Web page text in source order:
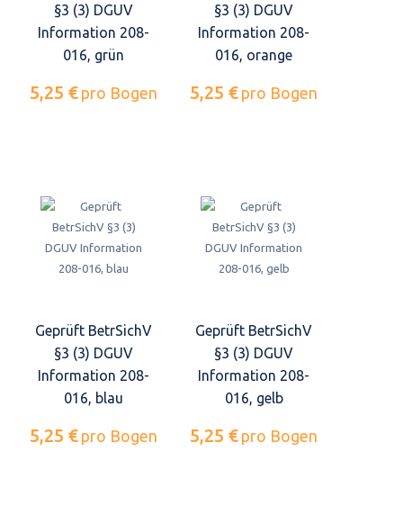
§3 (3) DGUV
Information 208-
016, grün
5,25 € pro Bogen
§3 (3) DGUV
Information 208-
016, orange
5,25 € pro Bogen
Geprüft BetrSichV
§3 (3) DGUV
Information 208-
016, blau
5,25 € pro Bogen
Geprüft BetrSichV
§3 (3) DGUV
Information 208-
016, gelb
5,25 € pro Bogen